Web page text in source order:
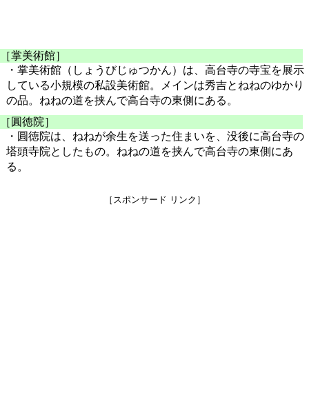
［掌美術館］
・掌美術館（しょうびじゅつかん）は、高台寺の寺宝を展示
している小規模の私設美術館。メインは秀吉とねねのゆかり
の品。ねねの道を挟んで高台寺の東側にある。
［圓徳院］
・圓徳院は、ねねが余生を送った住まいを、没後に高台寺の
塔頭寺院としたもの。ねねの道を挟んで高台寺の東側にあ
る。
［スポンサード リンク］